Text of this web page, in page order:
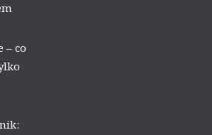
– co